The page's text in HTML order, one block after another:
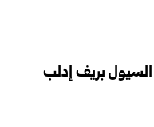
بريف إدلب